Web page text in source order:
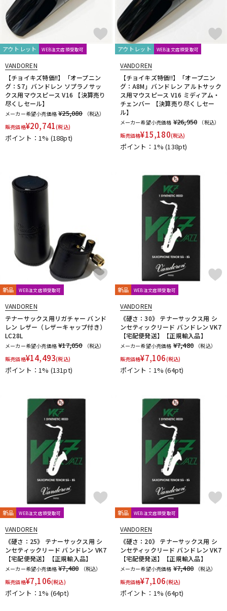
アウトレット WEB注文店頭受取可
VANDOREN
【チョイキズ特価!!】「オープニン
グ：S7」バンドレン ソプラノサッ
クス用マウスピース V16 【決算売り
尽くしセール】
メーカー希望小売価格 ¥25,080
（税込）
販売価格¥20,741(税込)
ポイント：1% (188pt)
アウトレット WEB注文店頭受取可
VANDOREN
【チョイキズ特価!!】「オープニン
グ：A8M」バンドレン アルトサック
ス用マウスピース V16 ミディアム・
チェンバー 【決算売り尽くしセー
ル】
メーカー希望小売価格 ¥26,950
（税込）
販売価格¥15,180(税込)
ポイント：1%(138pt)
新品 WEB注文店頭受取可
VANDOREN
テナーサックス用リガチャー バンド
レン レザー（レザーキャップ付き）
LC28L
メーカー希望小売価格 ¥17,050
（税込）
販売価格¥14,493(税込)
ポイント：1% (131pt)
新品 WEB注文店頭受取可
VANDOREN
《硬さ：30》 テナーサックス用 シ
ンセティックリード バンドレン VK7
【宅配便発送】【正規輸入品】
メーカー希望小売価格 ¥7,480
（税込）
販売価格¥7,106(税込)
ポイント：1%(64pt)
新品 WEB注文店頭受取可
VANDOREN
《硬さ：25》 テナーサックス用 シ
ンセティックリード バンドレン VK7
【宅配便発送】【正規輸入品】
メーカー希望小売価格 ¥7,480
（税込）
販売価格¥7,106(税込)
ポイント：1% (64pt)
新品 WEB注文店頭受取可
VANDOREN
《硬さ：20》 テナーサックス用 シ
ンセティックリード バンドレン VK7
【宅配便発送】【正規輸入品】
メーカー希望小売価格 ¥7,480
（税込）
販売価格¥7,106(税込)
ポイント：1%(64pt)